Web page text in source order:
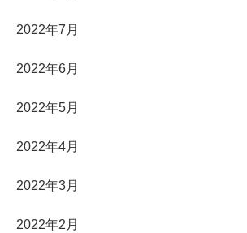
2022年7月
2022年6月
2022年5月
2022年4月
2022年3月
2022年2月